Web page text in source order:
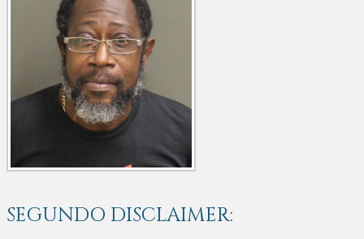
SEGUNDO DISCLAIMER: